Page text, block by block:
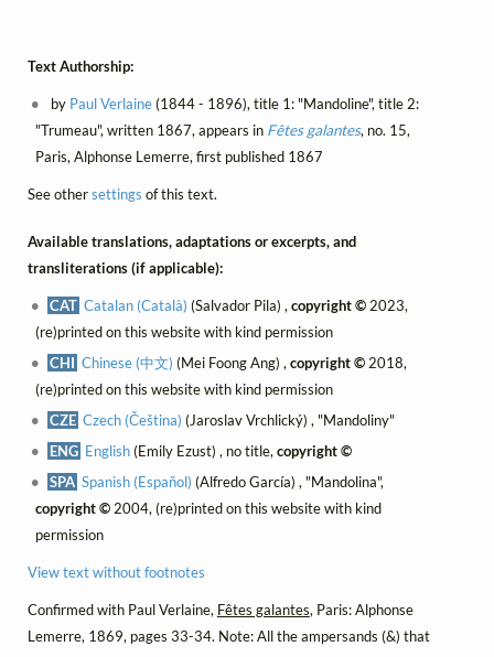
Text Authorship:
by Paul Verlaine(1844 - 1896), title 1: "Mandoline", title 2:
"Trumeau", written 1867, appears in Fêtes galantes, no. 15,
Paris, Alphonse Lemerre, first published 1867
See othersettings of this text.
Available translations, adaptations or excerpts, and
transliterations (if applicable):
CAT Catalan (Català) (Salvador Pila) ,copyright © 2023,
(re)printed on this website with kind permission
CHI Chinese (中文) (Mei Foong Ang) ,copyright © 2018,
(re)printed on this website with kind permission
CZE Czech (Čeština) (Jaroslav Vrchlický) , "Mandoliny"
ENG English(Emily Ezust) , no title,copyright ©
SPA Spanish (Español) (Alfredo García) , "Mandolina",
copyright ©2004, (re)printed on this website with kind
permission
View text without footnotes
Confirmed with Paul Verlaine, Fêtes galantes, Paris: Alphonse
Lemerre, 1869, pages 33-34. Note: All the ampersands (&) that